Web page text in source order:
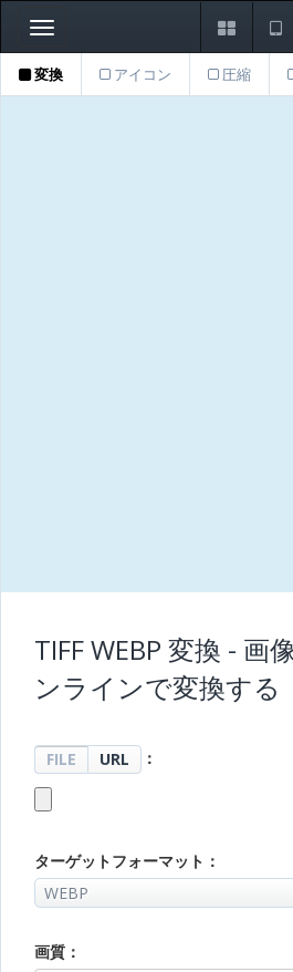
Toggle
navigation
変換 アイコン 圧縮
TIFF WEBP 変換 - 画
ンラインで変換する
FILE URL ：
ターゲットフォーマット：
画質：